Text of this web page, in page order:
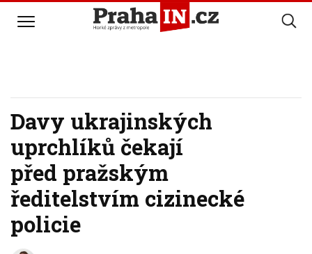
Davy ukrajinských
uprchlíků čekají
před pražským
ředitelstvím cizinecké
policie